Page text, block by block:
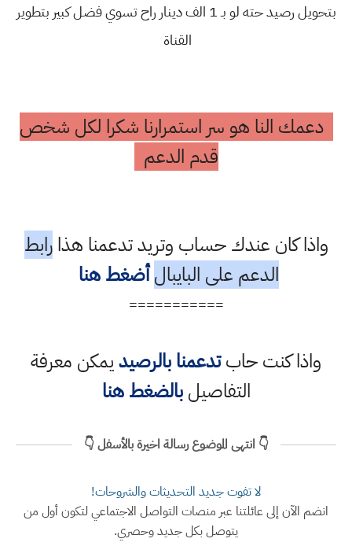
بتحويل رصيد حته لو بـ 1 الف دينار راح تسوي فضل كبير بتطوير
القناة
دعمك النا هو سر استمرارنا شكرا لكل شخص
قدم الدعم
واذا كان عندك حساب وتريد تدعمنا هذارابط
الدعم على البايبال أضغط هنا
===========
واذا كنت حابتدعمنا بالرصيديمكن معرفة
التفاصيلبالضغط هنا
👇 انتهى الموضوع رسالة اخيرة بالأسفل 👇
لا تفوت جديد التحديثات والشروحات!
انضم الآن إلى عائلتنا عبر منصات التواصل الاجتماعي لتكون أول من
يتوصل بكل جديد وحصري.